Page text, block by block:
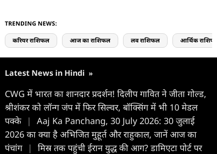
TRENDING NEWS:
करियर राशिफल आज का राशिफल लव राशिफल आर्थिक
Latest News in Hindi »
CWG में भारत का शानदार प्रदर्शन! दिलीप गावित ने जीता गोल्ड,
श्रीशंकर को लॉन्ग जंप में फिर सिल्वर, बॉक्सिंग में भी 10 मेडल
पक्के
|
Aaj Ka Panchang, 30 July 2026: 30 जुलाई
2026 का क्या है अभिजित मुहूर्त और राहुकाल, जानें आज का
पंचांग |
मिस्र तक पहुंची ईरान युद्ध की आग? डामिएटा पोर्ट पर